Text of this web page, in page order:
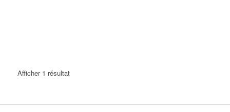
Afficher 1 résultat